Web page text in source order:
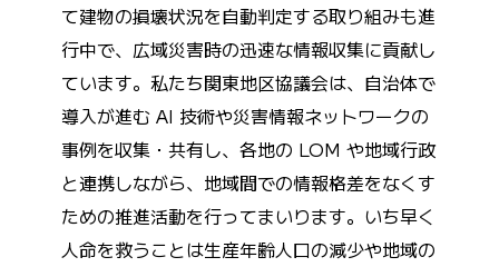
て建物の損壊状況を自動判定する取り組みも進
行中で、広域災害時の迅速な情報収集に貢献し
ています。私たち関東地区協議会は、自治体で
導入が進む AI 技術や災害情報ネットワークの
事例を収集・共有し、各地の LOM や地域行政
と連携しながら、地域間での情報格差をなくす
ための推進活動を行ってまいります。いち早く
人命を救うことは生産年齢人口の減少や地域の